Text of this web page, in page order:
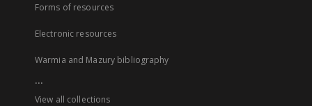
Forms of resources
Electronic resources
Warmia and Mazury bibliography
...
View all collections